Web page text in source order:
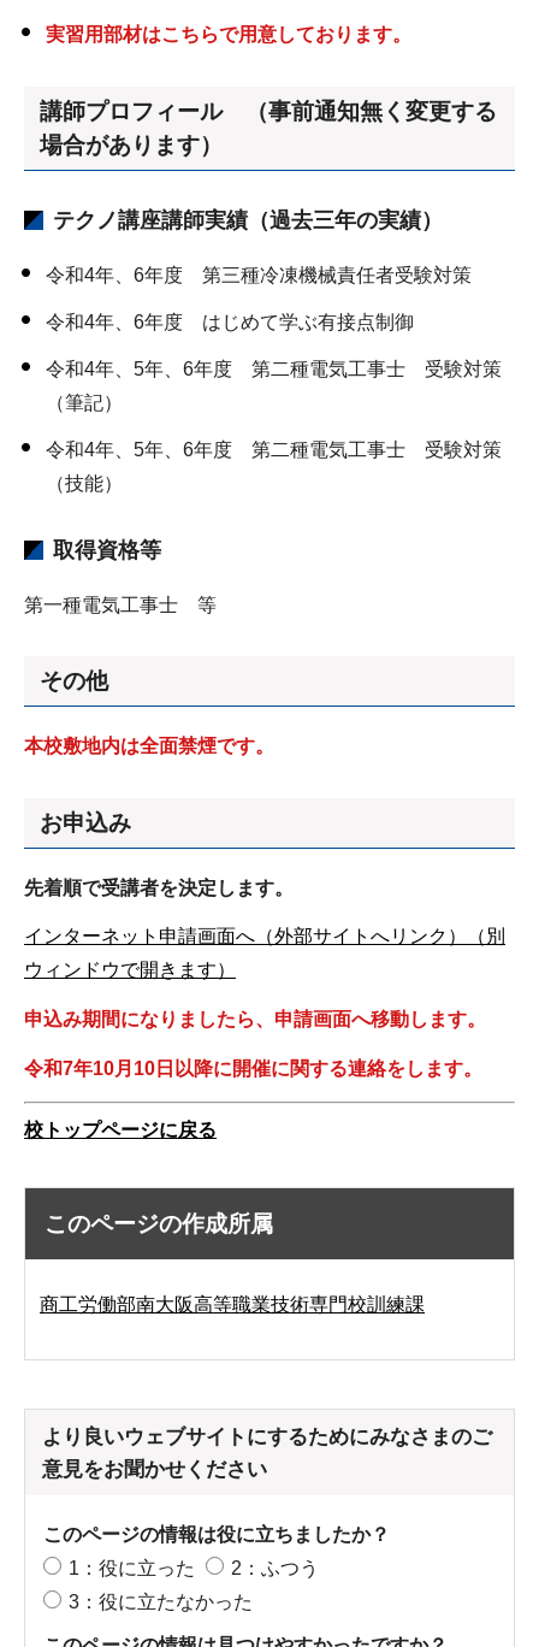
実習用部材はこちらで用意しております。
講師プロフィール （事前通知無く変更する
場合があります）
テクノ講座講師実績（過去三年の実績）
令和4年、6年度 第三種冷凍機械責任者受験対策
令和4年、6年度 はじめて学ぶ有接点制御
令和4年、5年、6年度 第二種電気工事士 受験対策
（筆記）
令和4年、5年、6年度 第二種電気工事士 受験対策
（技能）
取得資格等
第一種電気工事士 等
その他
本校敷地内は全面禁煙です。
お申込み
先着順で受講者を決定します。
インターネット申請画面へ（外部サイトへリンク）（別
ウィンドウで開きます）
申込み期間になりましたら、申請画面へ移動します。
令和7年10月10日以降に開催に関する連絡をします。
校トップページに戻る
このページの作成所属
商工労働部南大阪高等職業技術専門校訓練課
より良いウェブサイトにするためにみなさまのご
意見をお聞かせください
このページの情報は役に立ちましたか？
1：役に立った
2：ふつう
3：役に立たなかった